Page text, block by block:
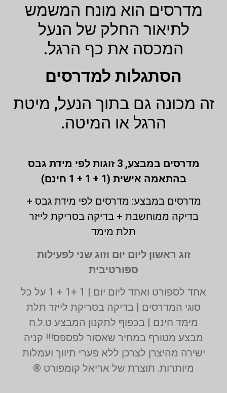
מדרסים הוא מונח המשמש
לתיאור החלק של הנעל
המכסה את כף הרגל.
הסתגלות למדרסים
זה מכונה גם בתוך הנעל, מיטת
הרגל או המיטה.
מדרסים במבצע,
3 זוגות לפי מידת גבס
בהתאמה אישית (1 + 1 + 1 חינם)
מדרסים במבצע: מדרסים לפי מידת גבס +
בדיקה ממוחשבת + בדיקה בסריקת לייזר
תלת מימד
זוג ראשון ליום יום וזוג שני לפעילות
ספורטיבית
אחד לספורט ואחד ליום יום | 1 +1 + 1 על כל
סוגי המדרסים | בדיקה בסריקת לייזר תלת
מימד חינם | בכפוף לתקנון המבצע ט.ל.ח
מבצע מטורף במחיר שאסור לפספס!!! קניה
ישירה מהיצרן לצרכן ללא פערי תיווך ועמלות
מיותרות. תוצרת של אריאל קומפורט ®